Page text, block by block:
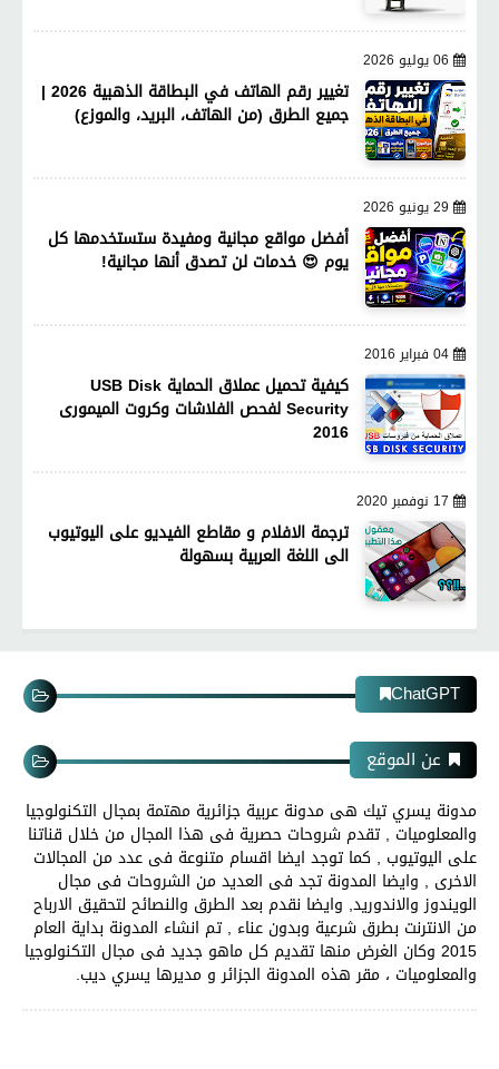
06 يوليو 2026
تغيير رقم الهاتف في البطاقة الذهبية 2026 |
جميع الطرق (من الهاتف، البريد، والموزع)
29 يونيو 2026
أفضل مواقع مجانية ومفيدة ستستخدمها كل
يوم 😍 خدمات لن تصدق أنها مجانية!
04 فبراير 2016
كيفية تحميل عملاق الحماية USB Disk
Security لفحص الفلاشات وكروت الميمورى
2016
17 نوفمبر 2020
ترجمة الافلام و مقاطع الفيديو على اليوتيوب
الى اللغة العربية بسهولة
ChatGPT
عن الموقع
مدونة يسري تيك هى مدونة عربية جزائرية مهتمة بمجال التكنولوجيا
والمعلوميات , تقدم شروحات حصرية فى هذا المجال من خلال قناتنا
على اليوتيوب , كما توجد ايضا اقسام متنوعة فى عدد من المجالات
الاخرى , وايضا المدونة تجد فى العديد من الشروحات فى مجال
الويندوز والاندوريد, وايضا نقدم بعد الطرق والنصائح لتحقيق الارباح
من الانترنت بطرق شرعية وبدون عناء , تم انشاء المدونة بداية العام
2015 وكان الغرض منها تقديم كل ماهو جديد فى مجال التكنولوجيا
والمعلوميات ، مقر هذه المدونة الجزائر و مديرها يسري ديب.